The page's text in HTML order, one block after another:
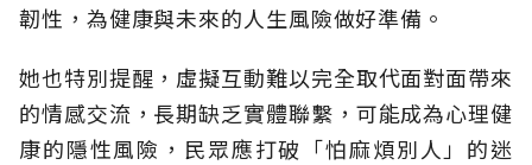
韌性，為健康與未來的人生風險做好準備。
她也特別提醒，虛擬互動難以完全取代面對面帶來
的情感交流，長期缺乏實體聯繫，可能成為心理健
康的隱性風險，民眾應打破「怕麻煩別人」的迷